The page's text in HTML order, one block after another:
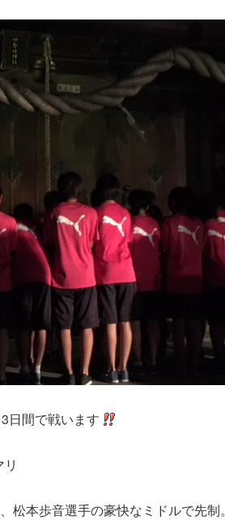
日間で戦います
松本歩音選手の豪快なミドルで先制。